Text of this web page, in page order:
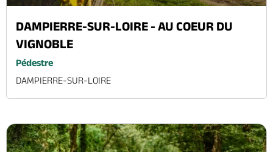
DAMPIERRE-SUR-LOIRE - AU COEUR DU
VIGNOBLE
Pédestre
DAMPIERRE-SUR-LOIRE